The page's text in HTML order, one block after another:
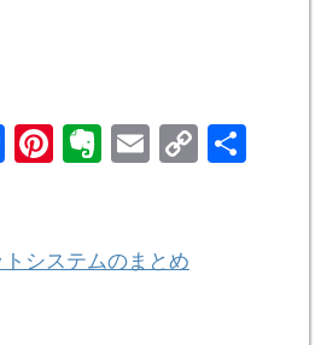
F
a
e
Pi
nt
e
E
v
n
E
m
C
o
トシステムのまとめ